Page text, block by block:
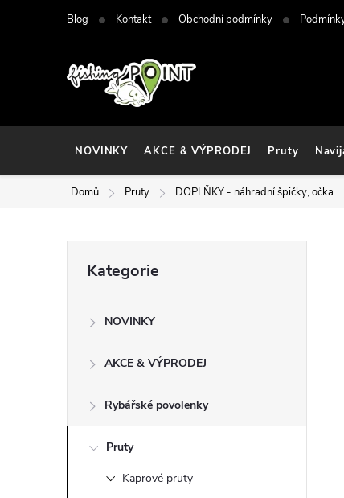
Blog Kontakt Obchodní podmínky
NOVINKY AKCE & VÝPRODEJ Pruty
Domů Pruty DOPLŇKY - náhradní špičky, očka
r
kategorie
Kategorie
NOVINKY
AKCE & VÝPRODEJ
Rybářské povolenky
Pruty
Kaprové pruty